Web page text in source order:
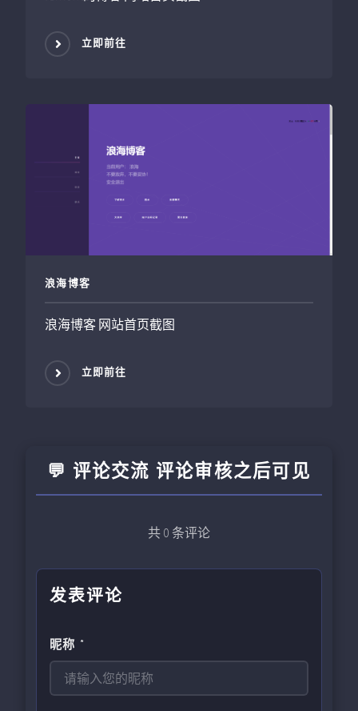
立即前往
浪海博客
浪海博客 网站首页截图
立即前往
💬 评论交流 评论审核之后可见
共 0 条评论
发表评论
昵称 *